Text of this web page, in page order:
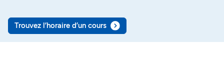
Trouvez l’horaire d’un cours